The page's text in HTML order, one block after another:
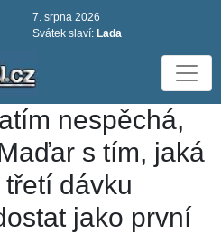
7. srpna 2026
Svátek slaví: Lada
nespěchá,
s tím, jaká
dávku
jako první